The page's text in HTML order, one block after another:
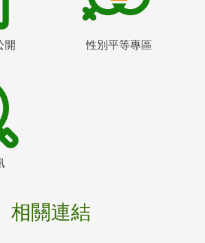
開 性別平等專區
相關連結